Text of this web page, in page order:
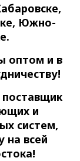
Южно-
оптом и в
и
систем,
на всей